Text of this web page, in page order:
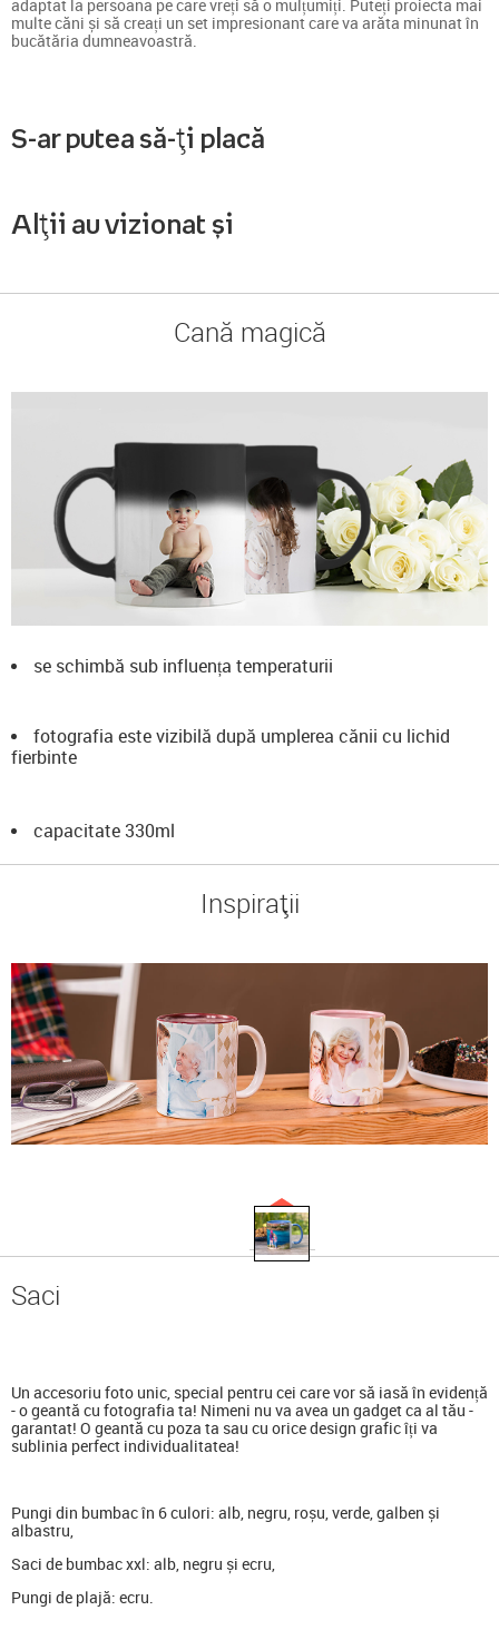
adaptat la persoana pe care vreți să o mulțumiți. Puteți proiecta mai
multe căni și să creați un set impresionant care va arăta minunat în
bucătăria dumneavoastră.
S-ar putea să-ți placă
Alții au vizionat și
Cană magică
se schimbă sub influența temperaturii
fotografia este vizibilă după umplerea cănii cu lichid
fierbinte
capacitate 330ml
Inspirații
Saci
Un accesoriu foto unic, special pentru cei care vor să iasă în evidență
- o geantă cu fotografia ta! Nimeni nu va avea un gadget ca al tău -
garantat! O geantă cu poza ta sau cu orice design grafic îți va
sublinia perfect individualitatea!
Pungi din bumbac în 6 culori: alb, negru, roșu, verde, galben și
albastru,
Saci de bumbac xxl: alb, negru și ecru,
Pungi de plajă: ecru.